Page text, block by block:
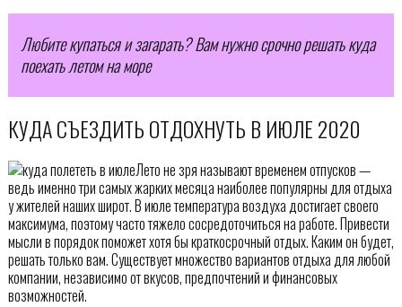
Любите купаться и загарать? Вам нужно срочно решать куда
поехать летом на море
КУДА СЪЕЗДИТЬ ОТДОХНУТЬ В ИЮЛЕ 2020
Лето не зря называют временем отпусков —
ведь именно три самых жарких месяца наиболее популярны для отдыха
у жителей наших широт. В июле температура воздуха достигает своего
максимума, поэтому часто тяжело сосредоточиться на работе. Привести
мысли в порядок поможет хотя бы краткосрочный отдых. Каким он будет,
решать только вам. Существует множество вариантов отдыха для любой
компании, независимо от вкусов, предпочтений и финансовых
возможностей.